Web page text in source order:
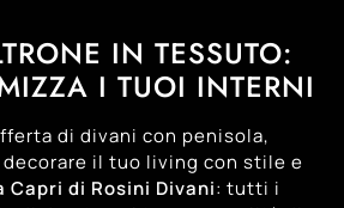
IN TESSUTO:
I TUOI INTERNI
di divani con penisola,
il tuo living con stile e
Capri di Rosini Divani: tutti i